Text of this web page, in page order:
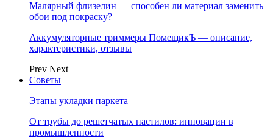
Малярный флизелин — способен ли материал заменить
обои под покраску?
Аккумуляторные триммеры ПомещикЪ — описание,
характеристики, отзывы
Prev Next
Советы
Этапы укладки паркета
От трубы до решетчатых настилов: инновации в
промышленности